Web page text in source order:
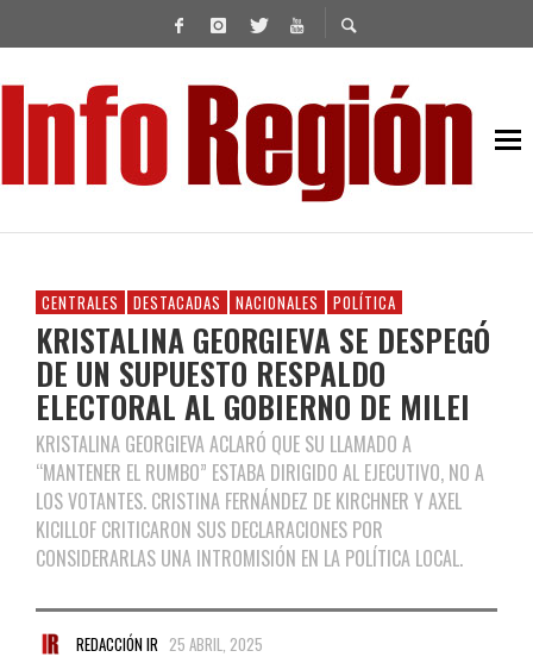
CENTRALES DESTACADAS NACIONALES POLÍTICA
KRISTALINA GEORGIEVA SE DESPEGÓ
DE UN SUPUESTO RESPALDO
ELECTORAL AL GOBIERNO DE MILEI
KRISTALINA GEORGIEVA ACLARÓ QUE SU LLAMADO A
“MANTENER EL RUMBO” ESTABA DIRIGIDO AL EJECUTIVO, NO A
LOS VOTANTES. CRISTINA FERNÁNDEZ DE KIRCHNER Y AXEL
KICILLOF CRITICARON SUS DECLARACIONES POR
CONSIDERARLAS UNA INTROMISIÓN EN LA POLÍTICA LOCAL.
REDACCIÓN IR 25 ABRIL, 2025